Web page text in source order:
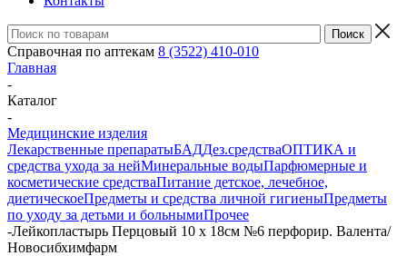
Справочная по аптекам 8 (3522) 410-010
Главная
-
Каталог
-
Медицинские изделия
Лекарственные препаратыБАДДез.средстваОПТИКА и
средства ухода за нейМинеральные водыПарфюмерные и
косметические средстваПитание детское, лечебное,
диетическоеПредметы и средства личной гигиеныПредметы
по уходу за детьми и больнымиПрочее
-Лейкопластырь Перцовый 10 х 18см №6 перфорир. Валента/
Новосибхимфарм